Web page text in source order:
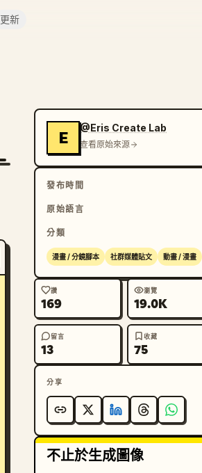
更新
E
@Eris Create Lab
查看原始來源
發布時間
原始語言
分類
漫畫 / 分鏡腳本 社群媒體貼文 動畫 / 漫畫
讚
169
瀏覽
19.0K
留言
13
收藏
75
分享
不止於生成圖像